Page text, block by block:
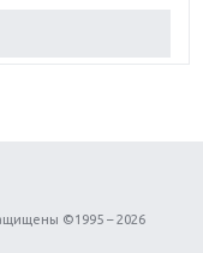
эволюции
©1995 – 2026